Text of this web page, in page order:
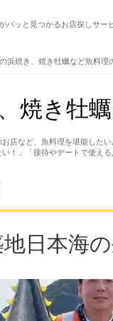
パッと見つかるお店探しサー
浜焼き、焼き牡蠣など魚料理
焼き牡
店など、魚料理を堪能した
！」「接待やデートで使え
日本海